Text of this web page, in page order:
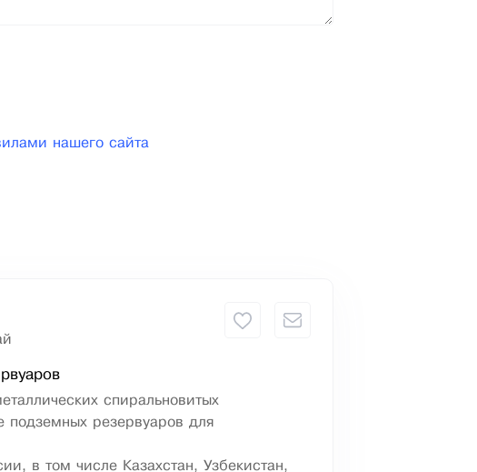
нашего сайта
спиральновитых
подземных резервуаров для
в том числе Казахстан, Узбекистан,